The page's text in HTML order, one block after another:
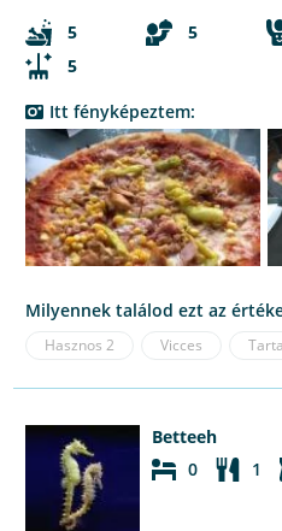
5
5
5
Itt fényképeztem:
Milyennek találod ezt az
Hasznos 2 Vicces
Betteeh
0
1